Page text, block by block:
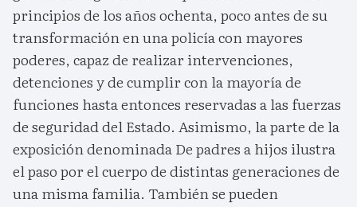
principios de los años ochenta, poco antes de su
transformación en una policía con mayores
poderes, capaz de realizar intervenciones,
detenciones y de cumplir con la mayoría de
funciones hasta entonces reservadas a las fuerzas
de seguridad del Estado. Asimismo, la parte de la
exposición denominada De padres a hijos ilustra
el paso por el cuerpo de distintas generaciones de
una misma familia. También se pueden